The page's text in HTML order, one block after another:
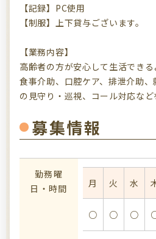
【記録】PC使用
【制服】上下貸与ございます。
【業務内容】
高齢者の方が安心して生活できる
食事介助、口腔ケア、排泄介助
の見守り・巡視、コール対応など
募集情報
勤務曜
日・時間
月 火 水
○ ○ ○